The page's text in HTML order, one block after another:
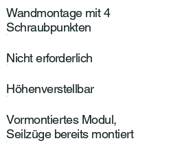
Wandmontage mit 4
Schraubpunkten
Nicht erforderlich
Höhenverstellbar
Vormontiertes Modul,
Seilzüge bereits montiert